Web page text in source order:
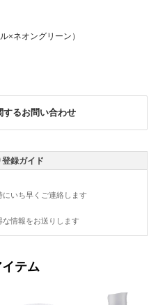
×ネオングリーン）
するお問い合わせ
録ガイド
いち早くご連絡します
情報をお送りします
テム